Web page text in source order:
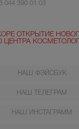
044 390 01 03
ОТКРЫТИЕ
ЦЕНТРА
НАШ ФЭЙСБУК
НАШ ТЕЛЕГРАМ
НАШ ИНСТАГРАММ